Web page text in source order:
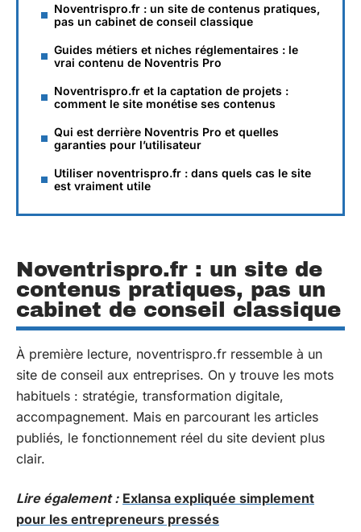
Noventrispro.fr : un site de contenus pratiques,
pas un cabinet de conseil classique
Guides métiers et niches réglementaires : le
vrai contenu de Noventris Pro
Noventrispro.fr et la captation de projets :
comment le site monétise ses contenus
Qui est derrière Noventris Pro et quelles
garanties pour l’utilisateur
Utiliser noventrispro.fr : dans quels cas le site
est vraiment utile
Noventrispro.fr : un site de
contenus pratiques, pas un
cabinet de conseil classique
À première lecture, noventrispro.fr ressemble à un
site de conseil aux entreprises. On y trouve les mots
habituels : stratégie, transformation digitale,
accompagnement. Mais en parcourant les articles
publiés, le fonctionnement réel du site devient plus
clair.
Lire également : Exlansa expliquée simplement
pour les entrepreneurs pressés